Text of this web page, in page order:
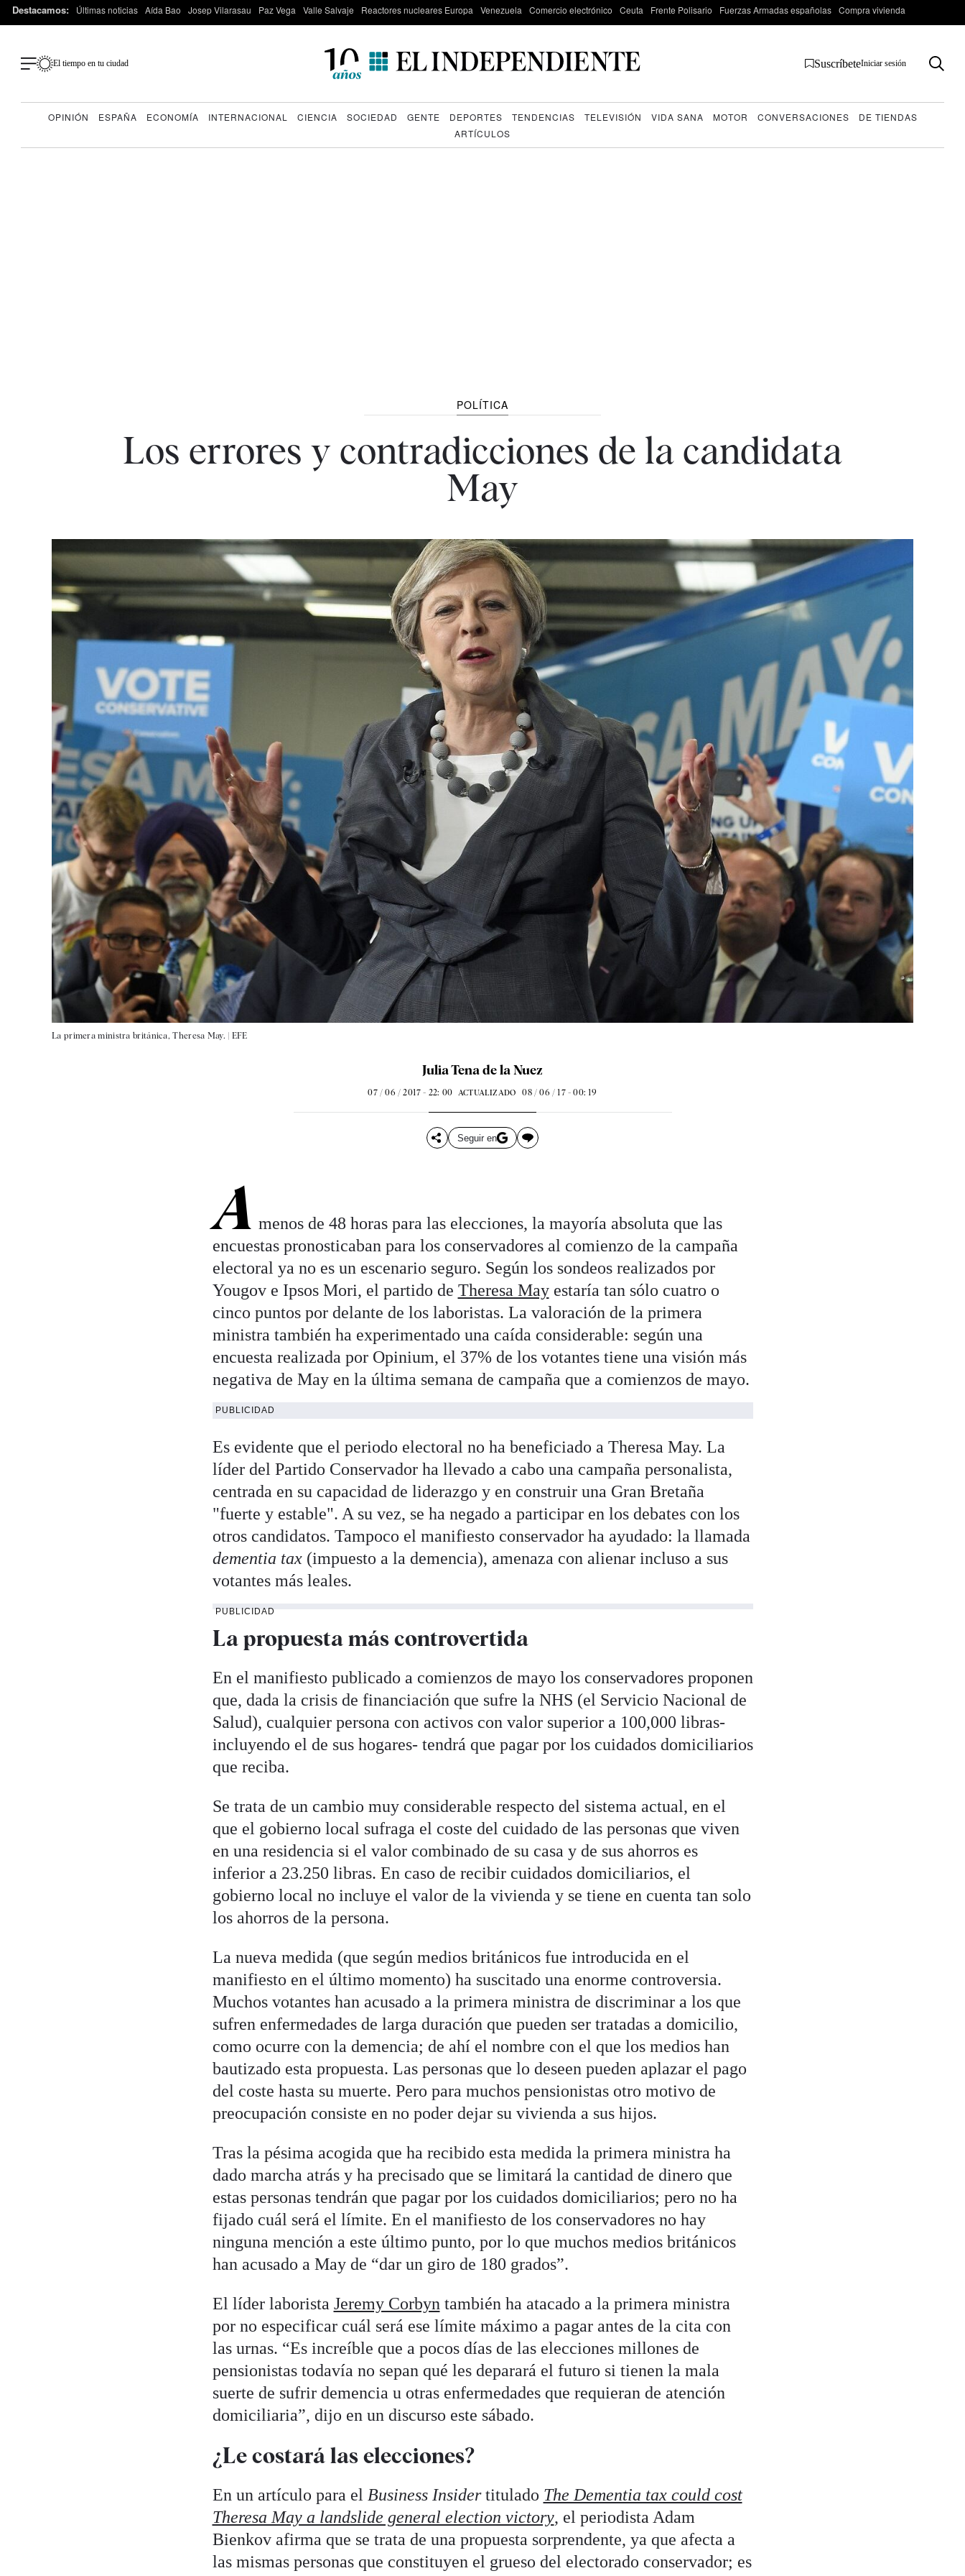
Destacamos: Últimas noticias Aída Bao Josep Vilarasau Paz Vega Valle Salvaje Reactores nucleares Europa Venezuela Comercio electrónico Ceuta Frente Polisario Fuerzas Armadas españolas Compra vivienda
El tiempo en tu ciudad SuscríbeteIniciar sesión
OPINIÓN ESPAÑA ECONOMÍA INTERNACIONAL CIENCIA SOCIEDAD GENTE DEPORTES TENDENCIAS TELEVISIÓN VIDA SANA MOTOR CONVERSACIONES
DE TIENDAS
ARTÍCULOS
POLÍTICA
Los errores y contradicciones de la candidata
May
La primera ministra británica, Theresa May. | EFE
Julia Tena de la Nuez
07 / 06 / 2017 - 22: 00 ACTUALIZADO 08 / 06 / 17 - 00: 19
Seguir en
A menos de 48 horas para las elecciones, la mayoría absoluta que las
encuestas pronosticaban para los conservadores al comienzo de la campaña
electoral ya no es un escenario seguro. Según los sondeos realizados por
Yougov e Ipsos Mori, el partido de Theresa Mayestaría tan sólo cuatro o
cinco puntos por delante de los laboristas. La valoración de la primera
ministra también ha experimentado una caída considerable: según una
encuesta realizada por Opinium, el 37% de los votantes tiene una visión más
negativa de May en la última semana de campaña que a comienzos de mayo.
PUBLICIDAD
Es evidente que el periodo electoral no ha beneficiado a Theresa May. La
líder del Partido Conservador ha llevado a cabo una campaña personalista,
centrada en su capacidad de liderazgo y en construir una Gran Bretaña
"fuerte y estable". A su vez, se ha negado a participar en los debates con los
otros candidatos. Tampoco el manifiesto conservador ha ayudado: la llamada
dementia tax(impuesto a la demencia), amenaza con alienar incluso a sus
votantes más leales.
PUBLICIDAD
La propuesta más controvertida
En el manifiesto publicado a comienzos de mayo los conservadores proponen
que, dada la crisis de financiación que sufre la NHS (el Servicio Nacional de
Salud), cualquier persona con activos con valor superior a 100,000 libras-
incluyendo el de sus hogares- tendrá que pagar por los cuidados domiciliarios
que reciba.
Se trata de un cambio muy considerable respecto del sistema actual, en el
que el gobierno local sufraga el coste del cuidado de las personas que viven
en una residencia si el valor combinado de su casa y de sus ahorros es
inferior a 23.250 libras. En caso de recibir cuidados domiciliarios, el
gobierno local no incluye el valor de la vivienda y se tiene en cuenta tan solo
los ahorros de la persona.
La nueva medida (que según medios británicos fue introducida en el
manifiesto en el último momento) ha suscitado una enorme controversia.
Muchos votantes han acusado a la primera ministra de discriminar a los que
sufren enfermedades de larga duración que pueden ser tratadas a domicilio,
como ocurre con la demencia; de ahí el nombre con el que los medios han
bautizado esta propuesta. Las personas que lo deseen pueden aplazar el pago
del coste hasta su muerte. Pero para muchos pensionistas otro motivo de
preocupación consiste en no poder dejar su vivienda a sus hijos.
Tras la pésima acogida que ha recibido esta medida la primera ministra ha
dado marcha atrás y ha precisado que se limitará la cantidad de dinero que
estas personas tendrán que pagar por los cuidados domiciliarios; pero no ha
fijado cuál será el límite. En el manifiesto de los conservadores no hay
ninguna mención a este último punto, por lo que muchos medios británicos
han acusado a May de “dar un giro de 180 grados”.
El líder laborista Jeremy Corbyn también ha atacado a la primera ministra
por no especificar cuál será ese límite máximo a pagar antes de la cita con
las urnas. “Es increíble que a pocos días de las elecciones millones de
pensionistas todavía no sepan qué les deparará el futuro si tienen la mala
suerte de sufrir demencia u otras enfermedades que requieran de atención
domiciliaria”, dijo en un discurso este sábado.
¿Le costará las elecciones?
En un artículo para el Business Insidertitulado The Dementia tax could cost
Theresa May a landslide general election victory, el periodista Adam
Bienkov afirma que se trata de una propuesta sorprendente, ya que afecta a
las mismas personas que constituyen el grueso del electorado conservador; es